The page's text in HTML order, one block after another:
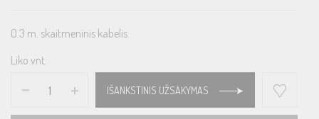
0.3 m. skaitmeninis kabelis.
Liko vnt.
IŠANKSTINIS UŽSAKYMAS